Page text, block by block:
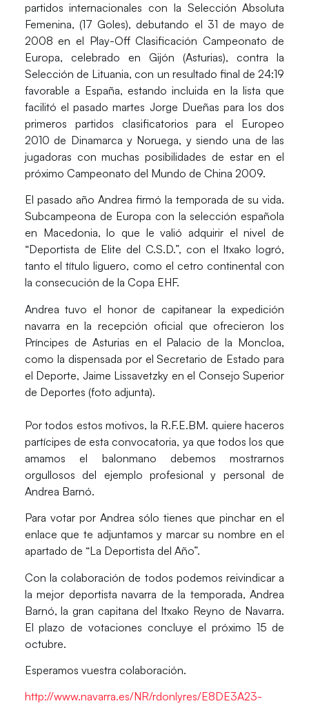
partidos internacionales con la Selección Absoluta
Femenina, (17 Goles), debutando el 31 de mayo de
2008 en el Play-Off Clasificación Campeonato de
Europa, celebrado en Gijón (Asturias), contra la
Selección de Lituania, con un resultado final de 24:19
favorable a España, estando incluida en la lista que
facilitó el pasado martes Jorge Dueñas para los dos
primeros partidos clasificatorios para el Europeo
2010 de Dinamarca y Noruega, y siendo una de las
jugadoras con muchas posibilidades de estar en el
próximo Campeonato del Mundo de China 2009.
El pasado año Andrea firmó la temporada de su vida.
Subcampeona de Europa con la selección española
en Macedonia, lo que le valió adquirir el nivel de
“Deportista de Elite del C.S.D.”, con el Itxako logró,
tanto el título liguero, como el cetro continental con
la consecución de la Copa EHF.
Andrea tuvo el honor de capitanear la expedición
navarra en la recepción oficial que ofrecieron los
Príncipes de Asturias en el Palacio de la Moncloa,
como la dispensada por el Secretario de Estado para
el Deporte, Jaime Lissavetzky en el Consejo Superior
de Deportes (foto adjunta).
Por todos estos motivos, la R.F.E.BM. quiere haceros
partícipes de esta convocatoria, ya que todos los que
amamos el balonmano debemos mostrarnos
orgullosos del ejemplo profesional y personal de
Andrea Barnó.
Para votar por Andrea sólo tienes que pinchar en el
enlace que te adjuntamos y marcar su nombre en el
apartado de “La Deportista del Año”.
Con la colaboración de todos podemos reivindicar a
la mejor deportista navarra de la temporada, Andrea
Barnó, la gran capitana del Itxako Reyno de Navarra.
El plazo de votaciones concluye el próximo 15 de
octubre.
Esperamos vuestra colaboración.
http://www.navarra.es/NR/rdonlyres/E8DE3A23-